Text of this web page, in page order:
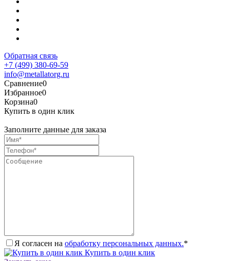
Обратная связь
+7 (499) 380-69-59
info@metallatorg.ru
Сравнение0
Избранное0
Корзина0
Купить в один клик
Заполните данные для заказа
Я согласен на обработку персональных данных.*
Купить в один клик